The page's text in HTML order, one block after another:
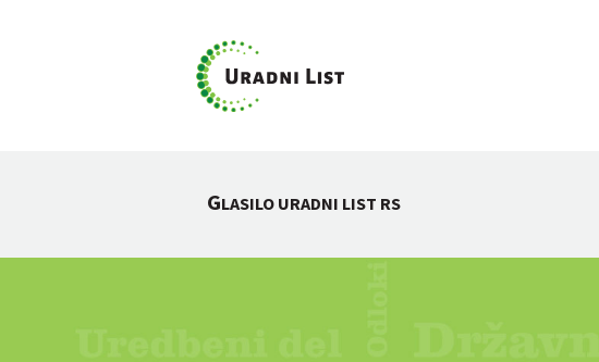
GLASILO URADNI LIST RS